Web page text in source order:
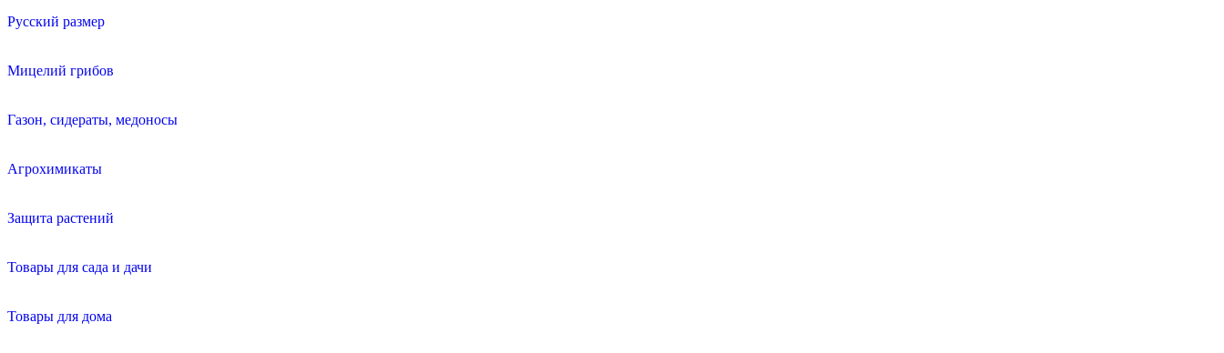
Русский размер
Мицелий грибов
Газон, сидераты, медоносы
Агрохимикаты
Защита растений
Товары для сада и дачи
Товары для дома